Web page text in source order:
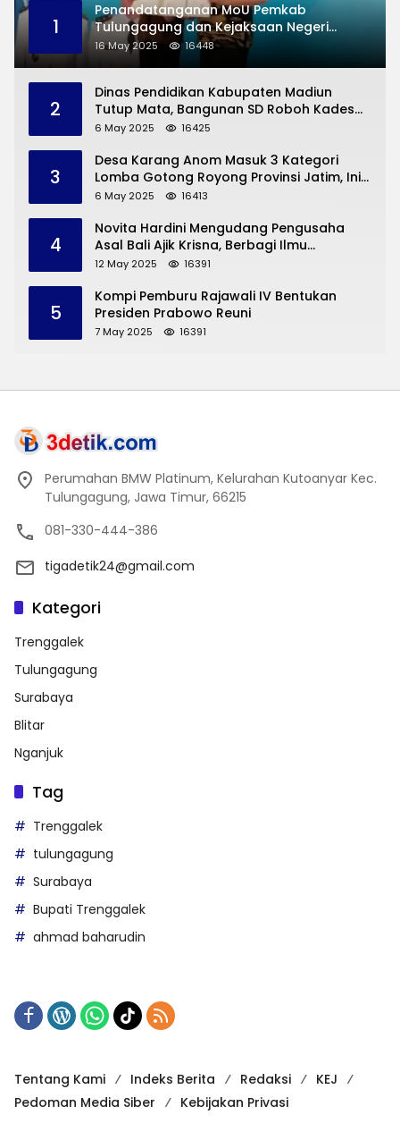
1
Penandatanganan MoU Pemkab
Tulungagung dan Kejaksaan Negeri
Permasalahan Hukum
16 May 2025 16448
2
Dinas Pendidikan Kabupaten Madiun
Tutup Mata, Bangunan SD Roboh Kades
Dermorejo Bangun Pakai Dana Pribadi
6 May 2025 16425
3
Desa Karang Anom Masuk 3 Kategori
Lomba Gotong Royong Provinsi Jatim, Ini
yang Disampaikan Sekda Trenggalek
6 May 2025 16413
4
Novita Hardini Mengudang Pengusaha
Asal Bali Ajik Krisna, Berbagi Ilmu
Pengembangan Pariwisata dan UMKM
12 May 2025 16391
5
Kompi Pemburu Rajawali IV Bentukan
Presiden Prabowo Reuni
7 May 2025 16391
Perumahan BMW Platinum, Kelurahan Kutoanyar Kec.
Tulungagung, Jawa Timur, 66215
081-330-444-386
tigadetik24@gmail.com
Kategori
Trenggalek
Tulungagung
Surabaya
Blitar
Nganjuk
Tag
Trenggalek
tulungagung
Surabaya
Bupati Trenggalek
ahmad baharudin
Tentang Kami Indeks Berita Redaksi
KEJ
Pedoman Media Siber
Kebijakan Privasi